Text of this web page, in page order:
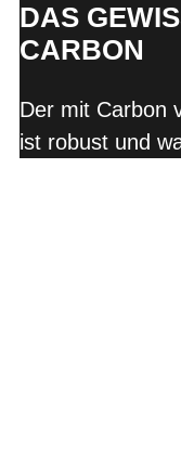
DAS
CARBON
Der mit Carbon
ist robust und